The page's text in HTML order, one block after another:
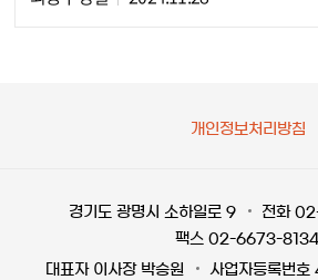
개인정보처리방침
경기도 광명시 소하일로 9
전화
팩스 02-6673-
대표자 이사장 박승원
사업자등록번